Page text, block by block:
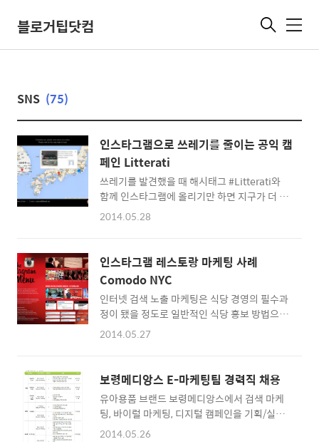
블로거팁닷컴 메
SNS (75)
인스타그램으로 쓰레기를 줄이는 공익 캠
페인 Litterati
쓰레기를 발견했을 때 해시태그 #Litterati와
함께 인스타그램에 올리기만 하면 지구가 더 깨
끗해집니다. Bullshit! 이라구요? 농담이 아닙
적으로 하는 기업의 인스타그램만큼 뜨거운 호
응은 아니지만 Litterati는 마치 잔잔한 파도처
럼 세계속으로 서서히 퍼져나가고 있습니다.
Litterati 캠페인에 참여하는 방법은 간단합니
다. 쓰레기를 발견하면 사진을 찍고 인스타그램
에 #litterati와 함께 올리세요. 인증샷에 사용
(https://www.facebook.com/mevpr)가 떠
올랐는데요. 공..
2014.05.28
인스타그램 레스토랑 마케팅 사례
Comodo NYC
인터넷 검색 노출 마케팅은 식당 경영의 필수과
정이 됐을 정도로 일반적인 식당 홍보 방법으로
자리잡았습니다. 소규모 홍보대행사는 "네이버
를 유혹합니다. 식당과 홍보대행사의 검색 마케
팅 때문에 블로그의 맛집 검색 결과는 날이 갈수
록 신뢰도를 잃어가고 있습니다. 남들처럼 검색
마케팅을 하기에는 비용도 비용이지만 식당의
신뢰도가 떨어지고 평판이 나빠질 수 있다는 생
2014.05.27
보령메디앙스 E-마케팅팀 경력직 채용
유아용품 브랜드 보령메디앙스에서 검색 마케
팅, 바이럴 마케팅, 디지털 캠페인을 기획/실행
하고 브랜드 사이트, SNS 운영 전략 수립 및 운
2014.05.26